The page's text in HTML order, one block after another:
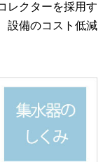
レクターを採用す
設備のコスト低減